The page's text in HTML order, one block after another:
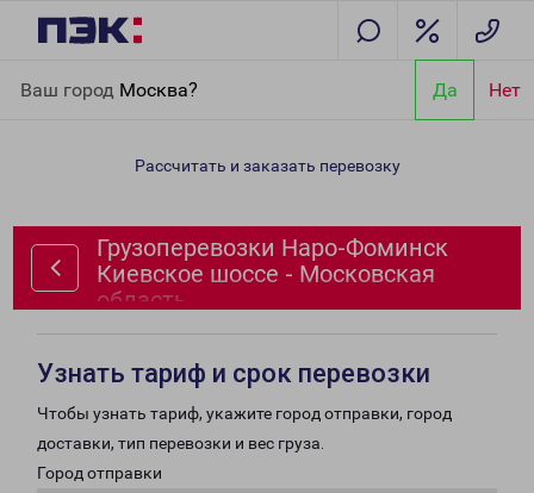
Ваш город Москва? Да Нет
Киевское шоссе - Московская область
Рассчитать и заказать перевозку
Грузоперевозки Наро-Фоминск
Киевское шоссе - Московская
область
Узнать тариф и срок перевозки
Чтобы узнать тариф, укажите город отправки, город
доставки, тип перевозки и вес груза.
Город отправки